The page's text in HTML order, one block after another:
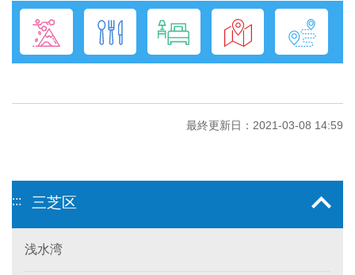
最終更新日：2021-03-08 14:59
::: 三芝区
浅水湾